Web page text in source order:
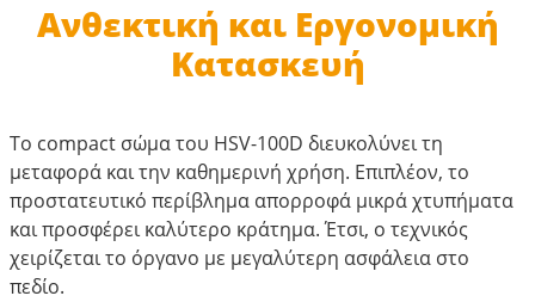
Ανθεκτική και Εργονομική
Κατασκευή
Το compact σώμα του HSV-100D διευκολύνει τη
μεταφορά και την καθημερινή χρήση. Επιπλέον, το
προστατευτικό περίβλημα απορροφά μικρά χτυπήματα
και προσφέρει καλύτερο κράτημα. Έτσι, ο τεχνικός
χειρίζεται το όργανο με μεγαλύτερη ασφάλεια στο
πεδίο.